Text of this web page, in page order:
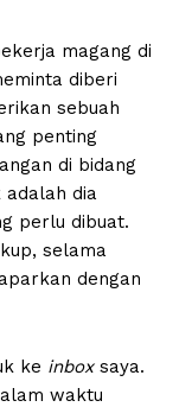
magang di
diberi
sebuah
penting
di bidang
adalah dia
perlu dibuat.
selama
dengan
ke inboxsaya.
waktu